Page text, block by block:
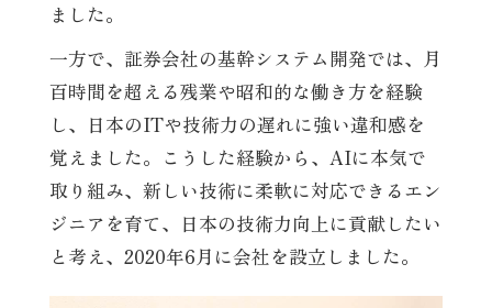
ました。
一方で、証券会社の基幹システム開発では、月
百時間を超える残業や昭和的な働き方を経験
し、日本のITや技術力の遅れに強い違和感を
覚えました。こうした経験から、AIに本気で
取り組み、新しい技術に柔軟に対応できるエン
ジニアを育て、日本の技術力向上に貢献したい
と考え、2020年6月に会社を設立しました。